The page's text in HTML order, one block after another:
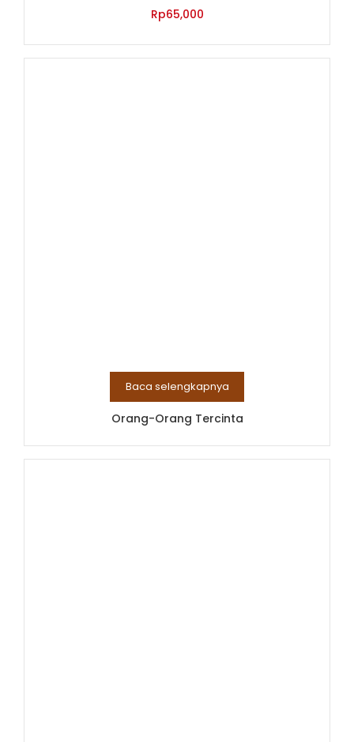
dari 5
Rp65,000
Baca selengkapnya
Orang-Orang Tercinta